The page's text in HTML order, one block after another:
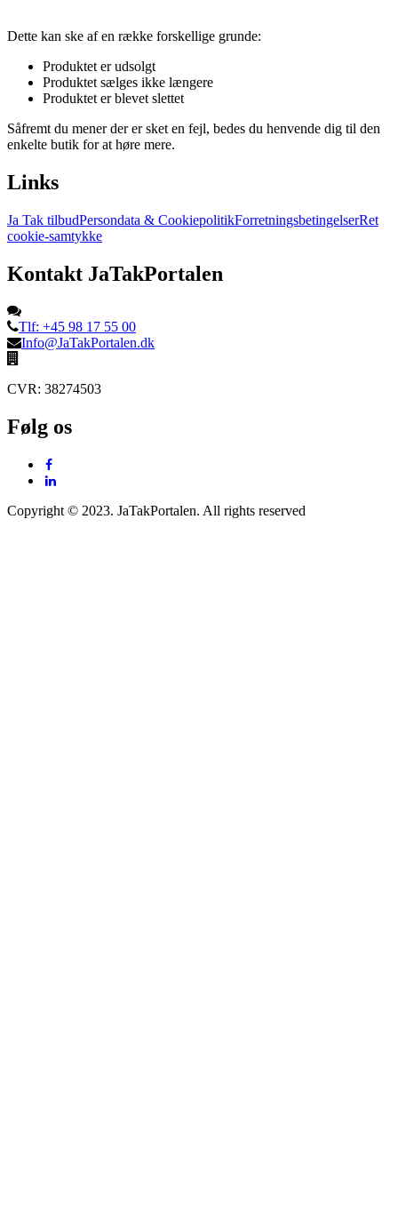
Dette kan ske af en række forskellige grunde:
Produktet er udsolgt
Produktet sælges ikke længere
Produktet er blevet slettet
Såfremt du mener der er sket en fejl, bedes du henvende dig til den
enkelte butik for at høre mere.
Links
Ja Tak tilbudPersondata & CookiepolitikForretningsbetingelserRet
cookie-samtykke
Kontakt JaTakPortalen
Tlf: +45 98 17 55 00
Info@JaTakPortalen.dk
CVR: 38274503
Følg os
Copyright © 2023. JaTakPortalen. All rights reserved